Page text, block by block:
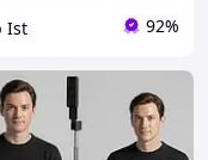
Ist 92%